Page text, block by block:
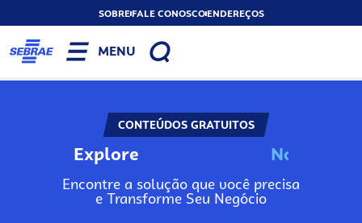
SOBREFALE CONOSCOENDEREÇOS
MENU
CONTEÚDOS GRATUITOS
Explore N
Encontre a solução que você precisa
e Transforme Seu Negócio